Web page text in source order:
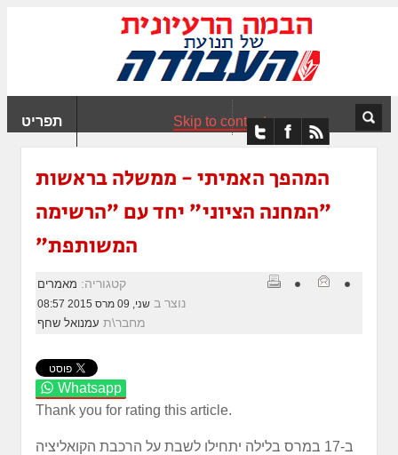
תפריט Skip to content
המהפך האמיתי - ממשלה בראשות
״המחנה הציוני״ יחד עם ״הרשימה
המשותפת״
קטגוריה: מאמרים
נוצר ב שני, 09 מרס 2015 08:57
מחבר\ת עמנואל שחף
Whatsapp
Thank you for rating this article.
ב-17 במרס בלילה יתחילו לשבת על הרכבת הקואליציה